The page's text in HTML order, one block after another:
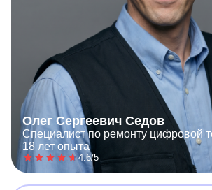
Олег Сергеевич Седов
Специалист по ремонту цифровой
18 лет опыта
4.6/5